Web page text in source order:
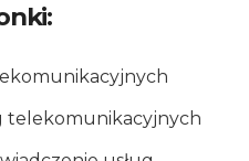
telekomunikacyjnych